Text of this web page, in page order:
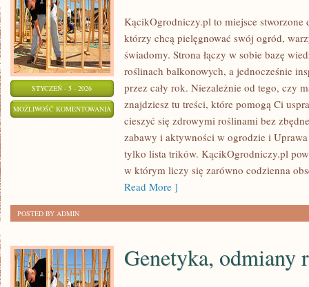
STYCZEŃ - 5 - 2026
MOŻLIWOŚĆ KOMENTOWANIA PLANOWANIE
WARZYWNIKA
KącikOgrodniczy.pl to miejsce
którzy chcą pielęgnować swój ogród,
świadomy. Strona łączy w sobie bazę
roślinach balkonowych, a jednocześnie
przez cały rok. Niezależnie od tego, czy
znajdziesz tu treści, które pomogą Ci
cieszyć się zdrowymi roślinami bez
zabawy i aktywności w ogrodzie i
tylko lista trików. KącikOgrodniczy.pl
w którym liczy się zarówno codzienna
Read More ]
POSTED BY ADMIN
Genetyka, odmiany